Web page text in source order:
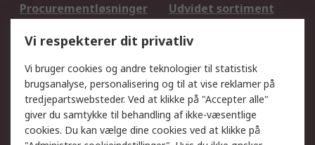
Procurementløsninger
Udvidet sortiment
DesignSpark
Teknisk Support
Dit lokale salgsteam
Eksportløsninger
Support
Få hjælp
Returnering
Vi respekterer dit privatliv
Vi bruger cookies og andre teknologier til statistisk
brugsanalyse, personalisering og til at vise reklamer på
tredjepartswebsteder. Ved at klikke på "Accepter alle"
giver du samtykke til behandling af ikke-væsentlige
cookies. Du kan vælge dine cookies ved at klikke på